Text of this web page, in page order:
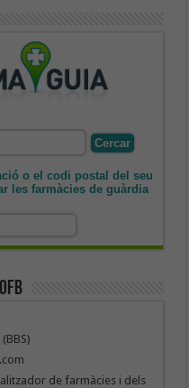
o el codi postal del seu
les farmàcies de guàrdia
de farmàcies i dels